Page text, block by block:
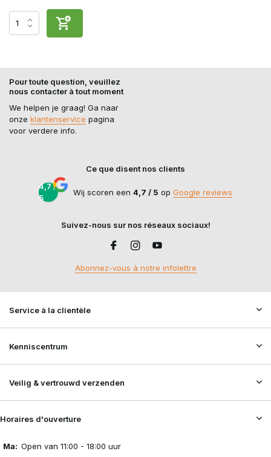
Pour toute question, veuillez
nous contacter à tout moment
We helpen je graag! Ga naar
onze klantenservice pagina
voor verdere info.
Ce que disent nos clients
4,7 /
5
Wij scoren een 4,7 / 5 op Google reviews
Suivez-nous sur nos réseaux sociaux!
Abonnez-vous à notre infolettre
Service à la clientèle
Kenniscentrum
Veilig & vertrouwd verzenden
Horaires d'ouverture
Ma: Open van 11:00 - 18:00 uur